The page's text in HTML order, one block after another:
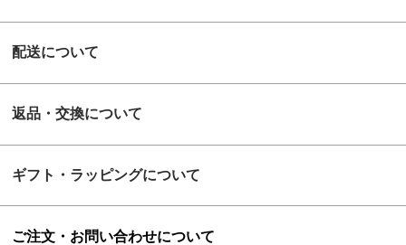
配送について
返品・交換について
ギフト・ラッピングについて
ご注文・お問い合わせについて